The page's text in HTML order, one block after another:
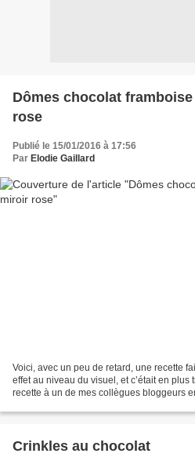
Dômes chocolat
rose
Publié le 15/01/2016 à 17:56
Par Elodie Gaillard
Voici, avec un peu de retard, une recette
effet au niveau du visuel, et c’était en plus
recette à un de mes collègues bloggeurs
Crinkles au chocolat